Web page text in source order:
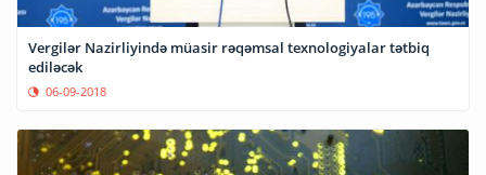
Vergilər Nazirliyində müasir rəqəmsal texnologiyalar tətbiq
ediləcək
06-09-2018